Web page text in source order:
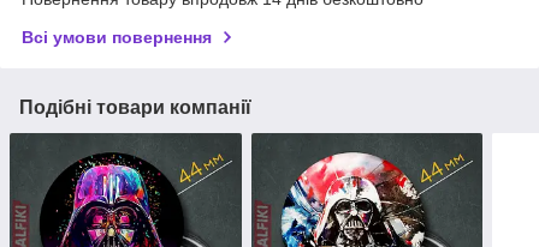
Всі умови повернення
Подібні товари компанії